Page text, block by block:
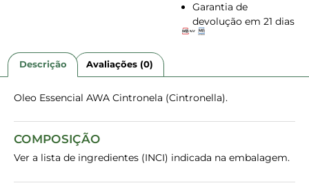
Garantia de
devolução em 21 dias
Descrição Avaliações (0)
Oleo Essencial AWA Cintronela (Cintronella).
COMPOSIÇÃO
Ver a lista de ingredientes (INCI) indicada na embalagem.